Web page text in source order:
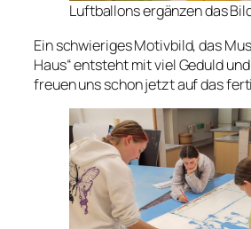
Luftballons ergänzen das
Ein schwieriges Motivbild, das
Haus“ entsteht mit viel Geduld
freuen uns schon jetzt auf das